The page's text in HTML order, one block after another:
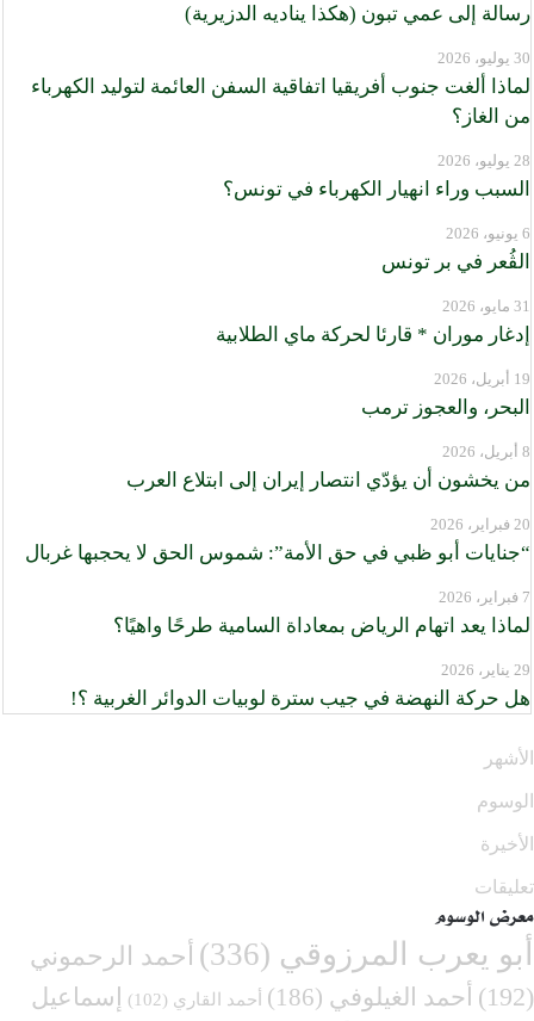
رسالة إلى عمي تبون (هكذا يناديه الدزيرية)
30 يوليو، 2026
لماذا ألغت جنوب أفريقيا اتفاقية السفن العائمة لتوليد الكهرباء
من الغاز؟
28 يوليو، 2026
السبب وراء انهيار الكهرباء في تونس؟
6 يونيو، 2026
الڨُعر في بر تونس
31 مايو، 2026
إدغار موران * قارئا لحركة ماي الطلابية
19 أبريل، 2026
البحر، والعجوز ترمب
8 أبريل، 2026
من يخشون أن يؤدّي انتصار إيران إلى ابتلاع العرب
20 فبراير، 2026
“جنايات أبو ظبي في حق الأمة”: شموس الحق لا يحجبها غربال
7 فبراير، 2026
لماذا يعد اتهام الرياض بمعاداة السامية طرحًا واهيًا؟
29 يناير، 2026
هل حركة النهضة في جيب سترة لوبيات الدوائر الغربية ؟!
الأشهر
الوسوم
الأخيرة
تعليقات
معرض الوسوم
أبو يعرب المرزوقي (336)
أحمد الرحموني
(192)
أحمد الغيلوفي (186) أحمد القاري (102)
إسماعيل